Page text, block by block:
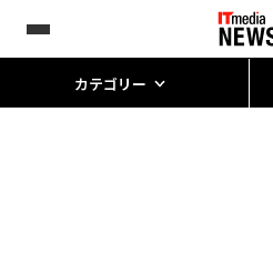
カテゴリー